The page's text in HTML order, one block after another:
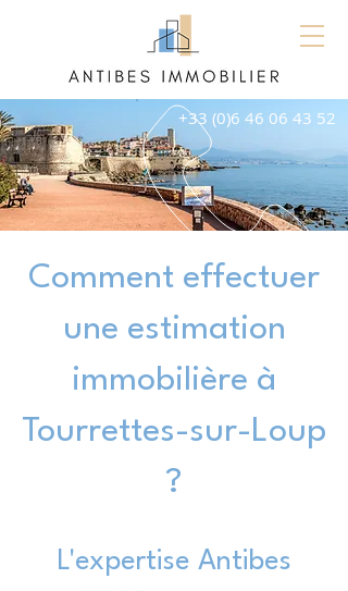
+33 (0)6 46 06 43 52
Comment effectuer
une estimation
immobilière à
Tourrettes-sur-Loup
?
L'expertise Antibes